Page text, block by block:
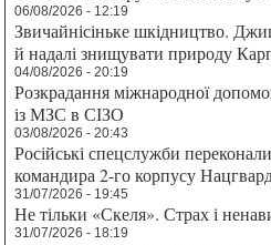
06/08/2026 - 12:19
Звичайнісіньке шкідництво.
й надалі знищувати природу
04/08/2026 - 20:19
Розкрадання міжнародної
із МЗС в СІЗО
03/08/2026 - 20:43
Російські спецслужби
командира 2-го корпусу
31/07/2026 - 19:45
Не тільки «Скеля». Страх і
31/07/2026 - 18:19